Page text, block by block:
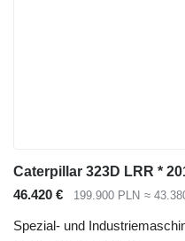
Caterpillar 323D LRR *
46.420 €
199.900 PLN ≈
Spezial- und